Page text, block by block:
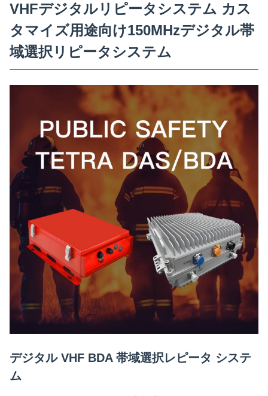
VHFデジタルリピータシステム カス
タマイズ用途向け150MHzデジタル帯
域選択リピータシステム
デジタル VHF BDA 帯域選択レピータ システ
ム